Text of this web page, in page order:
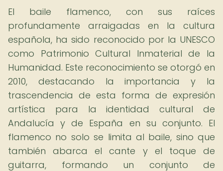
El baile flamenco, con sus raíces
profundamente arraigadas en la cultura
española, ha sido reconocido por la UNESCO
como Patrimonio Cultural Inmaterial de la
Humanidad. Este reconocimiento se otorgó en
2010, destacando la importancia y la
trascendencia de esta forma de expresión
artística para la identidad cultural de
Andalucía y de España en su conjunto. El
flamenco no solo se limita al baile, sino que
también abarca el cante y el toque de
guitarra, formando un conjunto de